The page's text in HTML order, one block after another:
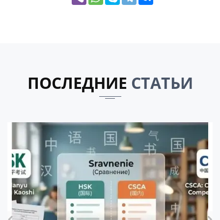
ПОСЛЕДНИЕ СТАТЬИ